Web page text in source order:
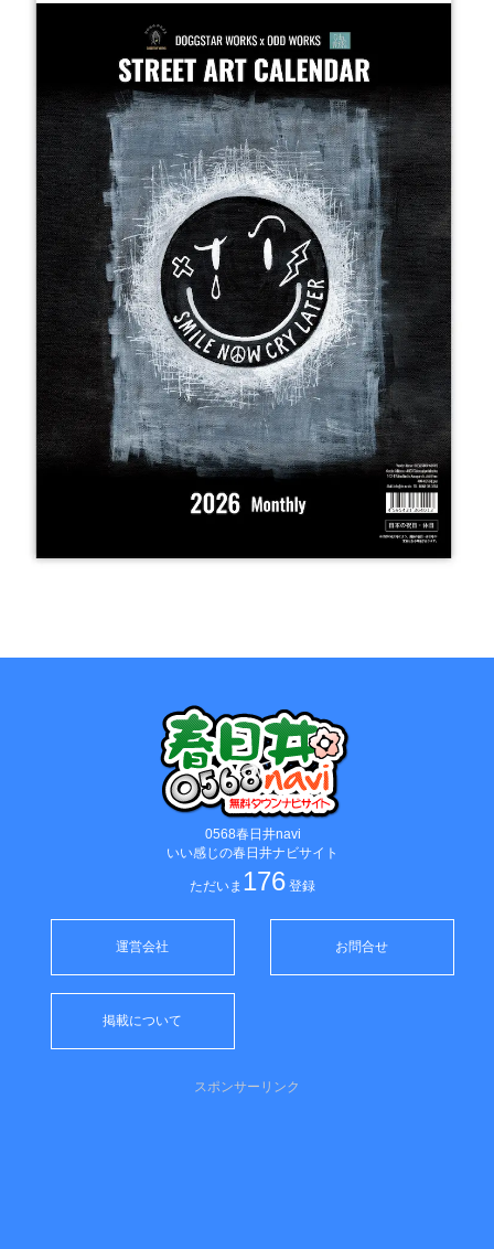
0568春日井navi
いい感じの春日井ナビサイト
ただいま 176 登録
運営会社 お問合せ
掲載について
スポンサーリンク